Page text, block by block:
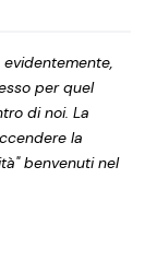
per quel
di noi. La
la
benvenuti nel